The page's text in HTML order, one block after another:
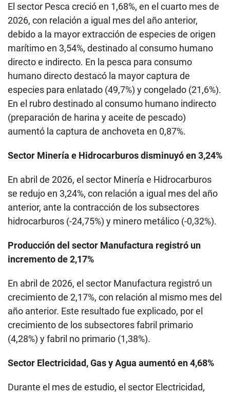
El sector Pesca creció en 1,68%, en el cuarto mes de
2026, con relación a igual mes del año anterior,
debido a la mayor extracción de especies de origen
marítimo en 3,54%, destinado al consumo humano
directo e indirecto. En la pesca para consumo
humano directo destacó la mayor captura de
especies para enlatado (49,7%) y congelado (21,6%).
En el rubro destinado al consumo humano indirecto
(preparación de harina y aceite de pescado)
aumentó la captura de anchoveta en 0,87%.
Sector Minería e Hidrocarburos disminuyó en 3,24%
En abril de 2026, el sector Minería e Hidrocarburos
se redujo en 3,24%, con relación a igual mes del año
anterior, ante la contracción de los subsectores
hidrocarburos (-24,75%) y minero metálico (-0,32%).
Producción del sector Manufactura registró un
incremento de 2,17%
En abril de 2026, el sector Manufactura registró un
crecimiento de 2,17%, con relación al mismo mes del
año anterior. Este resultado fue explicado, por el
crecimiento de los subsectores fabril primario
(4,28%) y fabril no primario (1,38%).
Sector Electricidad, Gas y Agua aumentó en 4,68%
Durante el mes de estudio, el sector Electricidad,